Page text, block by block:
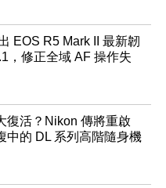
EOS R5 Mark II 最新韌
，修正全域 AF 操作失
復活？Nikon 傳將重啟
中的 DL 系列高階隨身機